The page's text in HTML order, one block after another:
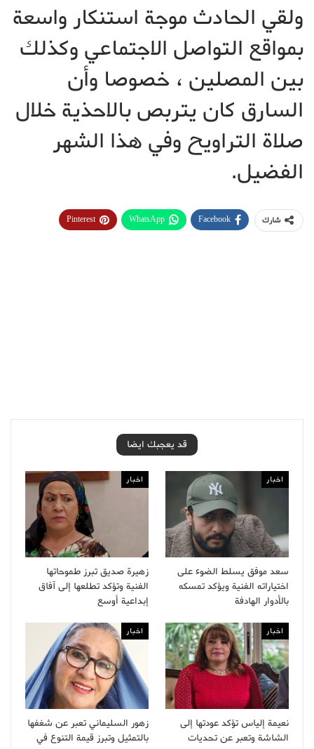
ولقي الحادث موجة استنكار واسعة
بمواقع التواصل الاجتماعي وكذلك
بين المصلين ، خصوصا وأن
السارق كان يتربص بالاحذية خلال
صلاة التراويح وفي هذا الشهر
الفضيل.
شارك Facebook
WhatsApp
Pinterest
قد يعجبك ايضا
اخبار
سعد موفق يسلط الضوء على
اختياراته الفنية ويؤكد تمسكه
بالأدوار الهادفة
اخبار
زهيرة صديق تبرز طموحاتها
الفنية وتؤكد تطلعها إلى آفاق
إبداعية أوسع
اخبار
نعيمة إلياس تؤكد عودتها إلى
الشاشة وتعبر عن تحديات
اخبار
زهور السليماني تعبر عن شغفها
بالتمثيل وتبرز قيمة التنوع في